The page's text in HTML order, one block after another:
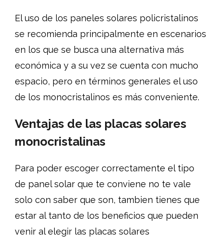
El uso de los paneles solares policristalinos
se recomienda principalmente en escenarios
en los que se busca una alternativa más
económica y a su vez se cuenta con mucho
espacio, pero en términos generales el uso
de los monocristalinos es más conveniente.
Ventajas de las placas solares
monocristalinas
Para poder escoger correctamente el tipo
de panel solar que te conviene no te vale
solo con saber que son, tambien tienes que
estar al tanto de los beneficios que pueden
venir al elegir las placas solares